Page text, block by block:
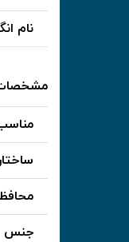
نام
ساختار
جنس